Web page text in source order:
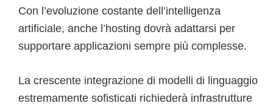
Con l’evoluzione costante dell’intelligenza
artificiale, anche l’hosting dovrà adattarsi per
supportare applicazioni sempre più complesse.
La crescente integrazione di modelli di linguaggio
estremamente sofisticati richiederà infrastrutture